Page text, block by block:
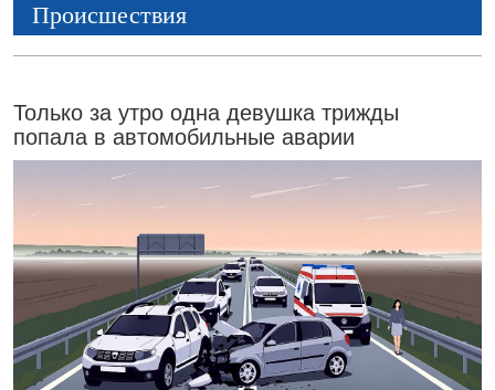
Происшествия
Только за утро одна девушка трижды
попала в автомобильные аварии